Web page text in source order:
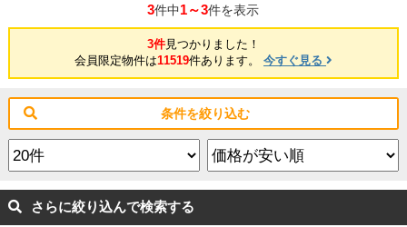
3件中1～3件を表示
3件見つかりました！
会員限定物件は11519件あります。 今すぐ見る
条件を絞り込む
さらに絞り込んで検索する